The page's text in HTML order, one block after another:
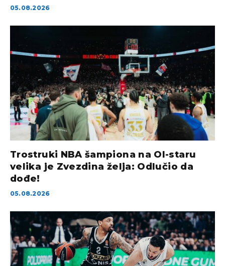
05.08.2026
Trostruki NBA šampiona na Ol-staru
velika je Zvezdina želja: Odlučio da
dođe!
05.08.2026